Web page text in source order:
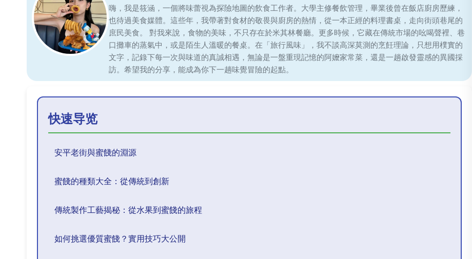
嗨，我是筱涵，一個將味蕾視為探險地圖的飲食工作者。大學主修餐飲管理，畢業後曾在飯店廚房歷練，
也待過美食媒體。這些年，我帶著對食材的敬畏與廚房的熱情，從一本正經的料理書桌，走向街頭巷尾的
庶民美食。 對我來說，食物的美味，不只存在於米其林餐廳。更多時候，它藏在傳統市場的吆喝聲裡、巷
口攤車的蒸氣中，或是陌生人溫暖的餐桌。在「旅行風味」，我不談高深莫測的烹飪理論，只想用樸實的
文字，記錄下每一次與味道的真誠相遇，無論是一盤重現記憶的阿嬤家常菜，還是一趟啟發靈感的異國採
訪。希望我的分享，能成為你下一趟味覺冒險的起點。
快速导览
安平老街與蜜餞的淵源
蜜餞的種類大全：從傳統到創新
傳統製作工藝揭秘：從水果到蜜餞的旅程
如何挑選優質蜜餞？實用技巧大公開